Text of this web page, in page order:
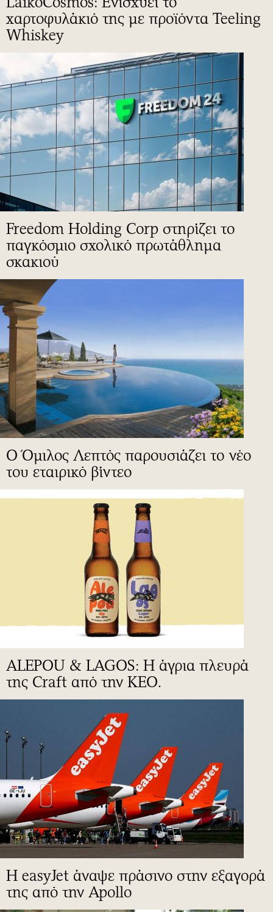
χαρτοφυλάκιό της με προϊόντα Teeling
Whiskey
Freedom Holding Corp στηρίζει το
παγκόσμιο σχολικό πρωτάθλημα
σκακιού
Ο Όμιλος Λεπτός παρουσιάζει το νέο
του εταιρικό βίντεο
ALEPOU & LAGOS: Η άγρια πλευρά
της Craft από την ΚΕΟ.
Η easyJet άναψε πράσινο στην εξαγορά
της από την Apollo